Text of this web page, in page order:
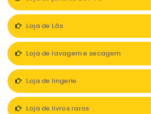
Loja de Lãs
Loja de lavagem e secagem
Loja de lingerie
Loja de livros raros